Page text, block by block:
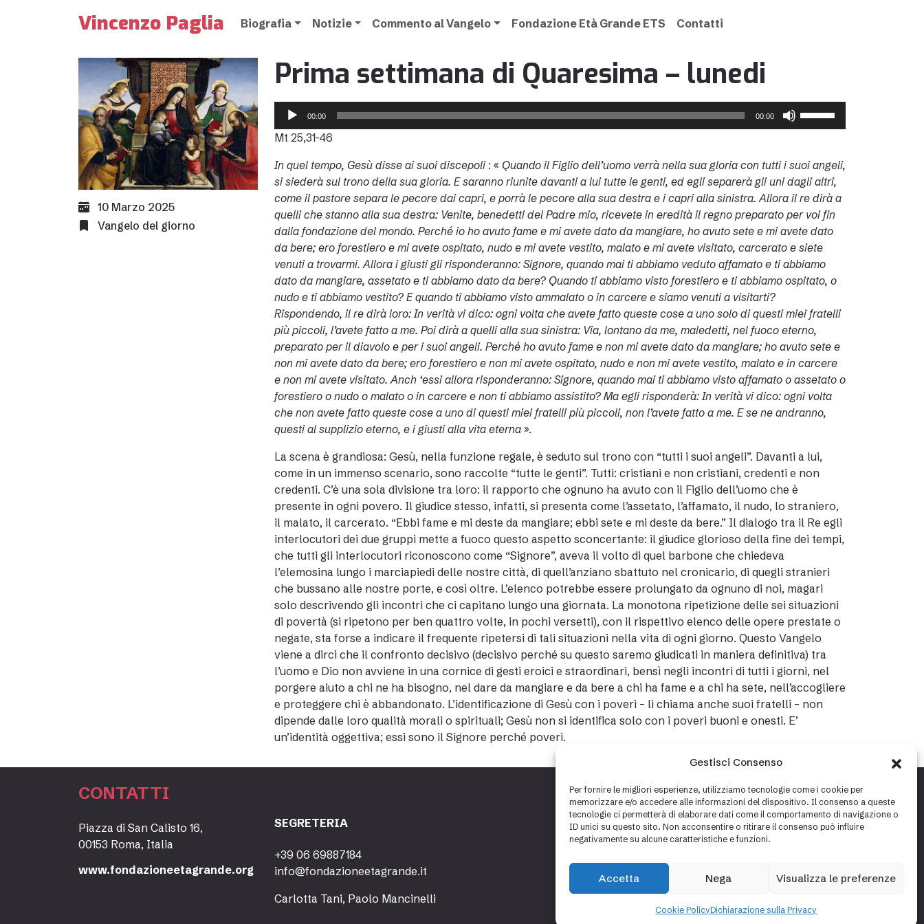
Gestisci Consenso
Per fornire le migliori esperienze, utilizziamo tecnologie come i cookie per
memorizzare e/o accedere alle informazioni del dispositivo. Il consenso a queste
tecnologie ci permetterà di elaborare dati come il comportamento di navigazione o
ID unici su questo sito. Non acconsentire o ritirare il consenso può influire
negativamente su alcune caratteristiche e funzioni.
Accetta Nega Visualizza le preferenze
Cookie PolicyDichiarazione sulla Privacy
Vincenzo Paglia Biografia Notizie Commento al Vangelo Fondazione Età Grande ETS Contatti
10 Marzo 2025
Vangelo del giorno
Prima settimana di Quaresima – lunedi
Audio
Player
00:00 00:00
freccia
su/giù
per
aumentare
diminuire
il
volume.
Mt 25,31-46
In quel tempo, Gesù disse ai suoi discepoli : « Quando il Figlio dell’uomo verrà nella sua gloria con tutti i suoi angeli,
si siederà sul trono della sua gloria. E saranno riunite davanti a lui tutte le genti, ed egli separerà gli uni dagli altri,
come il pastore separa le pecore dai capri, e porrà le pecore alla sua destra e i capri alla sinistra. Allora il re dirà a
quelli che stanno alla sua destra: Venite, benedetti del Padre mio, ricevete in eredità il regno preparato per voi fin
dalla fondazione del mondo. Perché io ho avuto fame e mi avete dato da mangiare, ho avuto sete e mi avete dato
da bere; ero forestiero e mi avete ospitato, nudo e mi avete vestito, malato e mi avete visitato, carcerato e siete
venuti a trovarmi. Allora i giusti gli risponderanno: Signore, quando mai ti abbiamo veduto affamato e ti abbiamo
dato da mangiare, assetato e ti abbiamo dato da bere? Quando ti abbiamo visto forestiero e ti abbiamo ospitato, o
nudo e ti abbiamo vestito? E quando ti abbiamo visto ammalato o in carcere e siamo venuti a visitarti?
Rispondendo, il re dirà loro: In verità vi dico: ogni volta che avete fatto queste cose a uno solo di questi miei fratelli
più piccoli, l’avete fatto a me. Poi dirà a quelli alla sua sinistra: Via, lontano da me, maledetti, nel fuoco eterno,
preparato per il diavolo e per i suoi angeli. Perché ho avuto fame e non mi avete dato da mangiare; ho avuto sete e
non mi avete dato da bere; ero forestiero e non mi avete ospitato, nudo e non mi avete vestito, malato e in carcere
e non mi avete visitato. Anch ‘essi allora risponderanno: Signore, quando mai ti abbiamo visto affamato o assetato o
forestiero o nudo o malato o in carcere e non ti abbiamo assistito? Ma egli risponderà: In verità vi dico: ogni volta
che non avete fatto queste cose a uno di questi miei fratelli più piccoli, non l’avete fatto a me. E se ne andranno,
questi al supplizio eterno, e i giusti alla vita eterna ».
La scena è grandiosa: Gesù, nella funzione regale, è seduto sul trono con “tutti i suoi angeli”. Davanti a lui,
come in un immenso scenario, sono raccolte “tutte le genti”. Tutti: cristiani e non cristiani, credenti e non
credenti. C’è una sola divisione tra loro: il rapporto che ognuno ha avuto con il Figlio dell’uomo che è
presente in ogni povero. Il giudice stesso, infatti, si presenta come l’assetato, l’affamato, il nudo, lo straniero,
il malato, il carcerato. “Ebbi fame e mi deste da mangiare; ebbi sete e mi deste da bere.” Il dialogo tra il Re egli
interlocutori dei due gruppi mette a fuoco questo aspetto sconcertante: il giudice glorioso della fine dei tempi,
che tutti gli interlocutori riconoscono come “Signore”, aveva il volto di quel barbone che chiedeva
l’elemosina lungo i marciapiedi delle nostre città, di quell’anziano sbattuto nel cronicario, di quegli stranieri
che bussano alle nostre porte, e così oltre. L’elenco potrebbe essere prolungato da ognuno di noi, magari
solo descrivendo gli incontri che ci capitano lungo una giornata. La monotona ripetizione delle sei situazioni
di povertà (si ripetono per ben quattro volte, in pochi versetti), con il rispettivo elenco delle opere prestate o
negate, sta forse a indicare il frequente ripetersi di tali situazioni nella vita di ogni giorno. Questo Vangelo
viene a dirci che il confronto decisivo (decisivo perché su questo saremo giudicati in maniera definitiva) tra
l’uomo e Dio non avviene in una cornice di gesti eroici e straordinari, bensì negli incontri di tutti i giorni, nel
porgere aiuto a chi ne ha bisogno, nel dare da mangiare e da bere a chi ha fame e a chi ha sete, nell’accogliere
e proteggere chi è abbandonato. L’identificazione di Gesù con i poveri – li chiama anche suoi fratelli – non
dipende dalle loro qualità morali o spirituali; Gesù non si identifica solo con i poveri buoni e onesti. E’
un’identità oggettiva; essi sono il Signore perché poveri.
CONTATTI
Piazza di San Calisto 16,
00153 Roma, Italia
www.fondazioneetagrande.org
SEGRETERIA
+39 06 69887184
info@fondazioneetagrande.it
Carlotta Tani, Paolo Mancinelli
Cookie policy
Privacy policy